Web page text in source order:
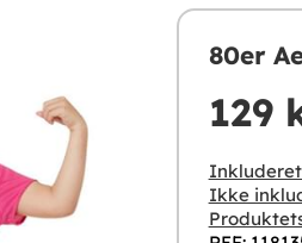
80er
129
Ikke